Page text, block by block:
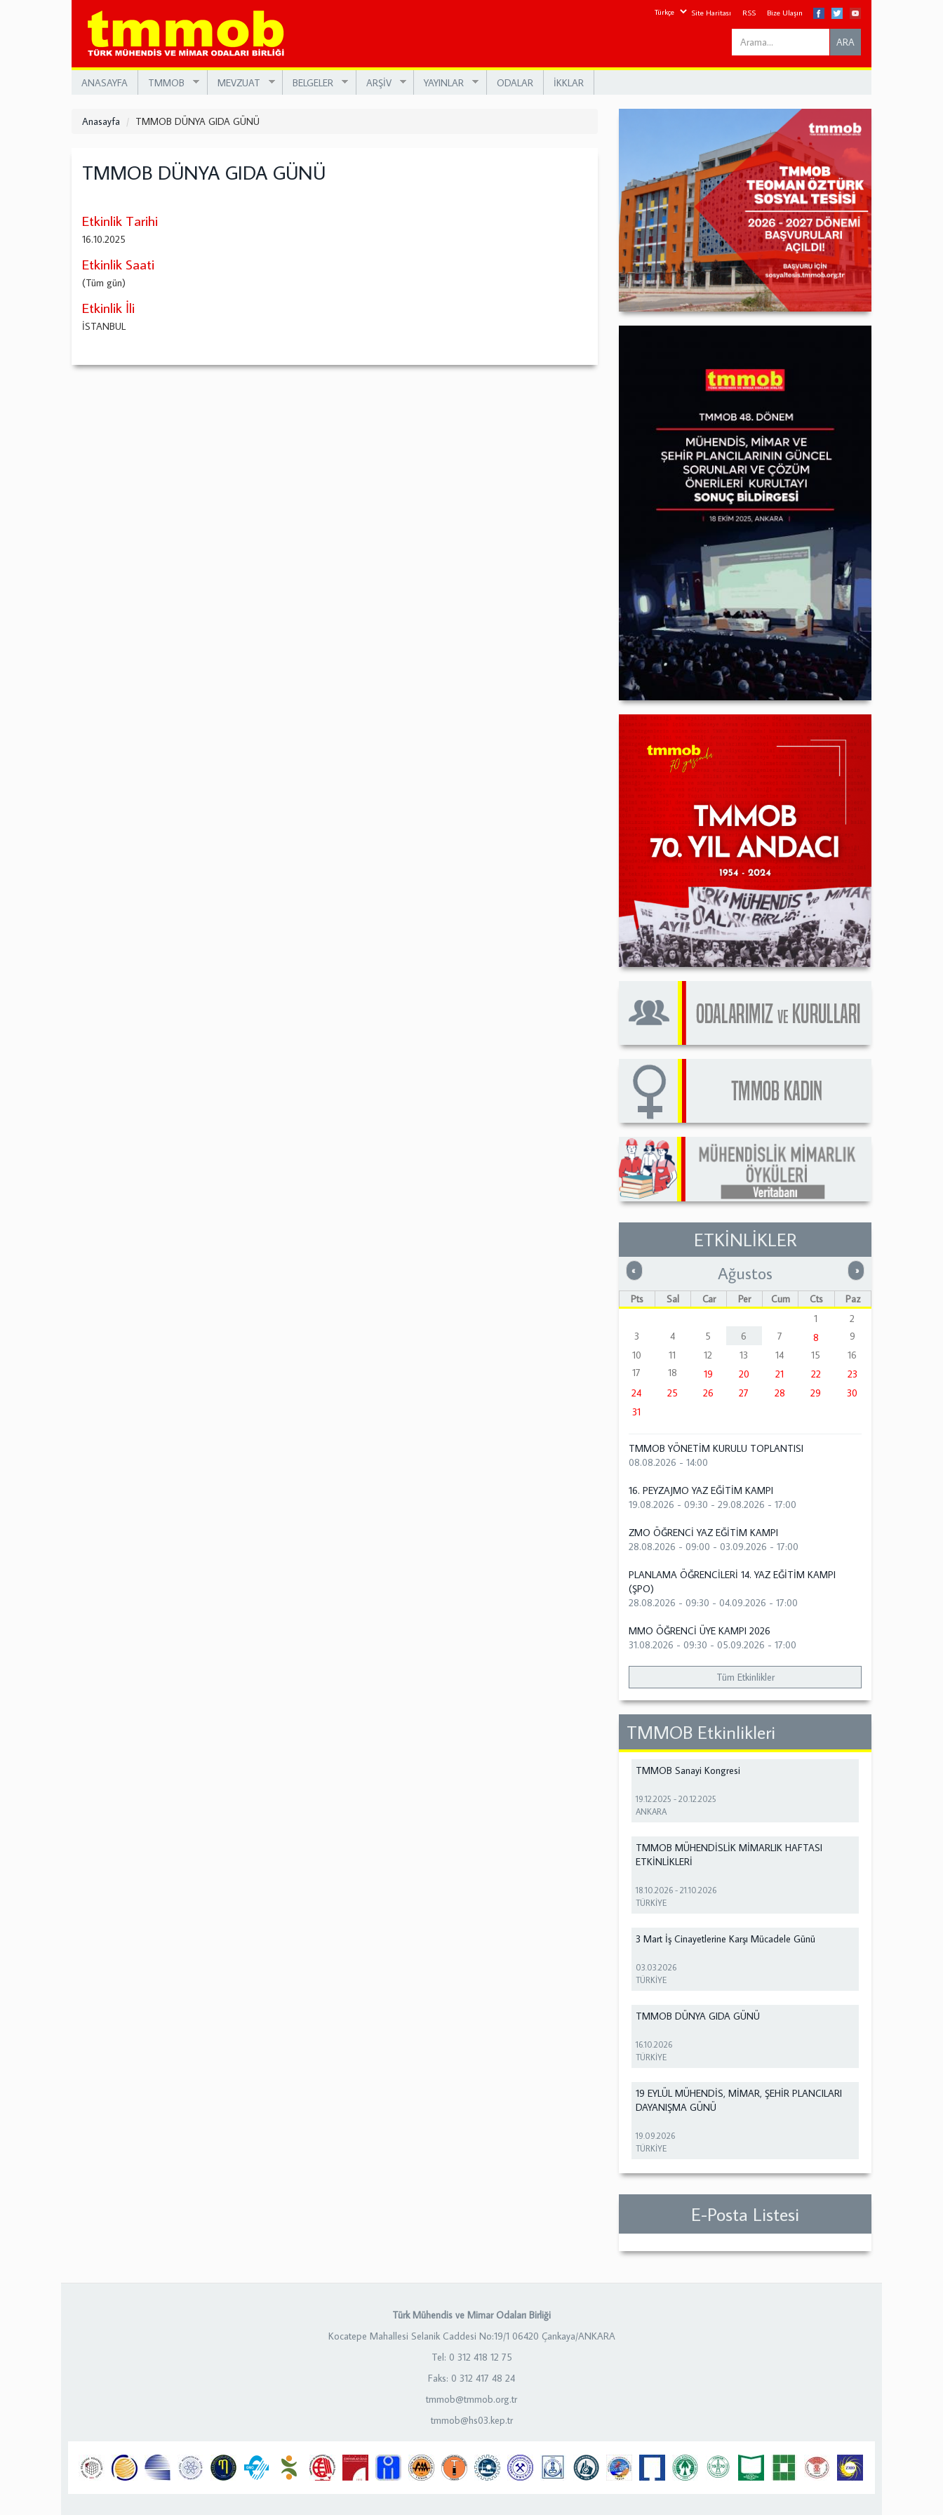
Site Haritası RSS Bize Ulaşın
Search
this
ARA
ANASAYFA TMMOB MEVZUAT BELGELER ARŞİV YAYINLAR ODALAR İKKLAR
Anasayfa TMMOB DÜNYA GIDA GÜNÜ
TMMOB DÜNYA GIDA GÜNÜ
Etkinlik Tarihi
16.10.2025
Etkinlik Saati
(Tüm gün)
Etkinlik İli
İSTANBUL
ETKİNLİKLER
« Önceki »Sonraki
Ağustos
Pts Sal Çar Per Cum Cts
Paz
1
2
3
4 5 6 7 8
9
10
11 12 13 14 15
16
17
18 19 20 21 22
23
24
25 26 27 28 29
30
31
TMMOB YÖNETİM KURULU TOPLANTISI
08.08.2026 - 14:00
16. PEYZAJMO YAZ EĞİTİM KAMPI
19.08.2026 - 09:30 -29.08.2026 - 17:00
ZMO ÖĞRENCİ YAZ EĞİTİM KAMPI
28.08.2026 - 09:00 -03.09.2026 - 17:00
PLANLAMA ÖĞRENCİLERİ 14. YAZ EĞİTİM KAMPI
(ŞPO)
28.08.2026 - 09:30 -04.09.2026 - 17:00
MMO ÖĞRENCİ ÜYE KAMPI 2026
31.08.2026 - 09:30 -05.09.2026 - 17:00
Tüm Etkinlikler
TMMOB Etkinlikleri
TMMOB Sanayi Kongresi
19.12.2025 -20.12.2025
ANKARA
TMMOB MÜHENDİSLİK MİMARLIK HAFTASI
ETKİNLİKLERİ
18.10.2026 -21.10.2026
TÜRKİYE
3 Mart İş Cinayetlerine Karşı Mücadele Günü
03.03.2026
TÜRKİYE
TMMOB DÜNYA GIDA GÜNÜ
16.10.2026
TÜRKİYE
19 EYLÜL MÜHENDİS, MİMAR, ŞEHİR PLANCILARI
DAYANIŞMA GÜNÜ
19.09.2026
TÜRKİYE
E-Posta Listesi
Türk Mühendis ve Mimar Odaları Birliği
Kocatepe Mahallesi Selanik Caddesi No:19/1 06420 Çankaya/ANKARA
Tel: 0 312 418 12 75
Faks: 0 312 417 48 24
tmmob@tmmob.org.tr
tmmob@hs03.kep.tr